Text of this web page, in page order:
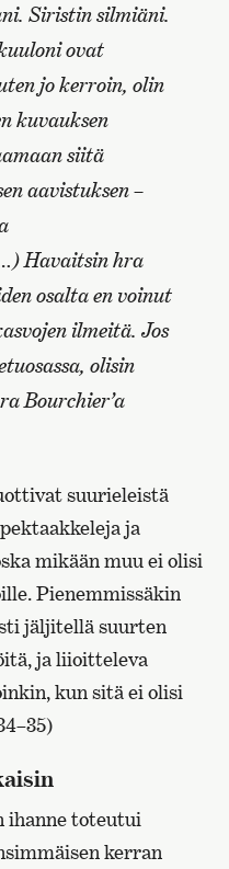
Siristin silmiäni.
ovat
jo kerroin, olin
kuvauksen
siitä
aavistuksen –
Havaitsin hra
osalta en voinut
ilmeitä. Jos
olisin
Bourchier’a
suurieleistä
ja
mikään muu ei olisi
Pienemmissäkin
jäljitellä suurten
ja liioitteleva
kun sitä ei olisi
ihanne toteutui
kerran